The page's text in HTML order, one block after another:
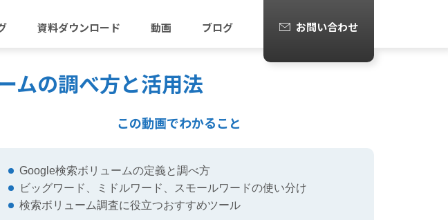
資料ダウンロード 動画 ブログ お問い合わせ
ムの調べ方と活用法
この動画でわかること
Google検索ボリュームの定義と調べ方
ビッグワード、ミドルワード、スモールワードの使い分け
検索ボリューム調査に役立つおすすめツール